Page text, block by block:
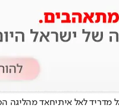
לאל איתיחאד מהליגה